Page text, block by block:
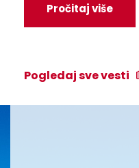
Pročitaj više
Pogledaj sve vesti